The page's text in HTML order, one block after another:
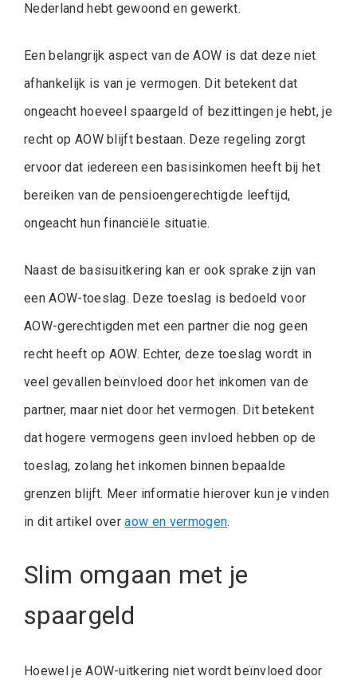
Nederland hebt gewoond en gewerkt.
Een belangrijk aspect van de AOW is dat deze niet
afhankelijk is van je vermogen. Dit betekent dat
ongeacht hoeveel spaargeld of bezittingen je hebt, je
recht op AOW blijft bestaan. Deze regeling zorgt
ervoor dat iedereen een basisinkomen heeft bij het
bereiken van de pensioengerechtigde leeftijd,
ongeacht hun financiële situatie.
Naast de basisuitkering kan er ook sprake zijn van
een AOW-toeslag. Deze toeslag is bedoeld voor
AOW-gerechtigden met een partner die nog geen
recht heeft op AOW. Echter, deze toeslag wordt in
veel gevallen beïnvloed door het inkomen van de
partner, maar niet door het vermogen. Dit betekent
dat hogere vermogens geen invloed hebben op de
toeslag, zolang het inkomen binnen bepaalde
grenzen blijft. Meer informatie hierover kun je vinden
in dit artikel overaow en vermogen.
Slim omgaan met je
spaargeld
Hoewel je AOW-uitkering niet wordt beïnvloed door